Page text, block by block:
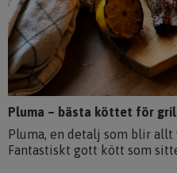
Pluma – bästa köttet för
Pluma, en detalj som blir allt
Fantastiskt gott kött som